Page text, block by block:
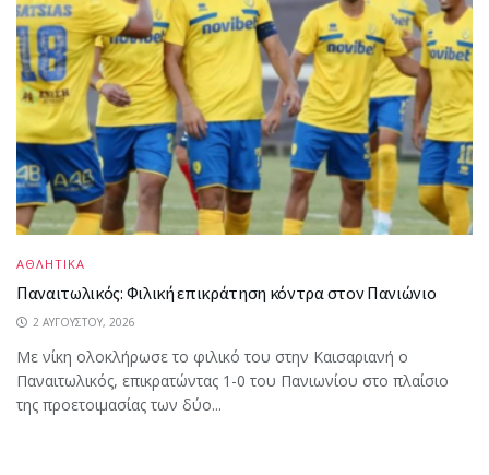
ΑΘΛΗΤΙΚΑ
Παναιτωλικός: Φιλική επικράτηση κόντρα στον Πανιώνιο
2 ΑΥΓΟΎΣΤΟΥ, 2026
Με νίκη ολοκλήρωσε το φιλικό του στην Καισαριανή ο
Παναιτωλικός, επικρατώντας 1-0 του Πανιωνίου στο πλαίσιο
της προετοιμασίας των δύο...